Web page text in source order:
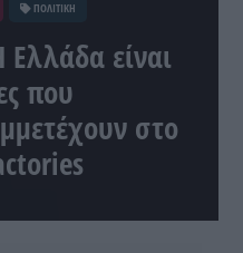
ΠΟΛΙΤΙΚΗ
είναι
που
στο